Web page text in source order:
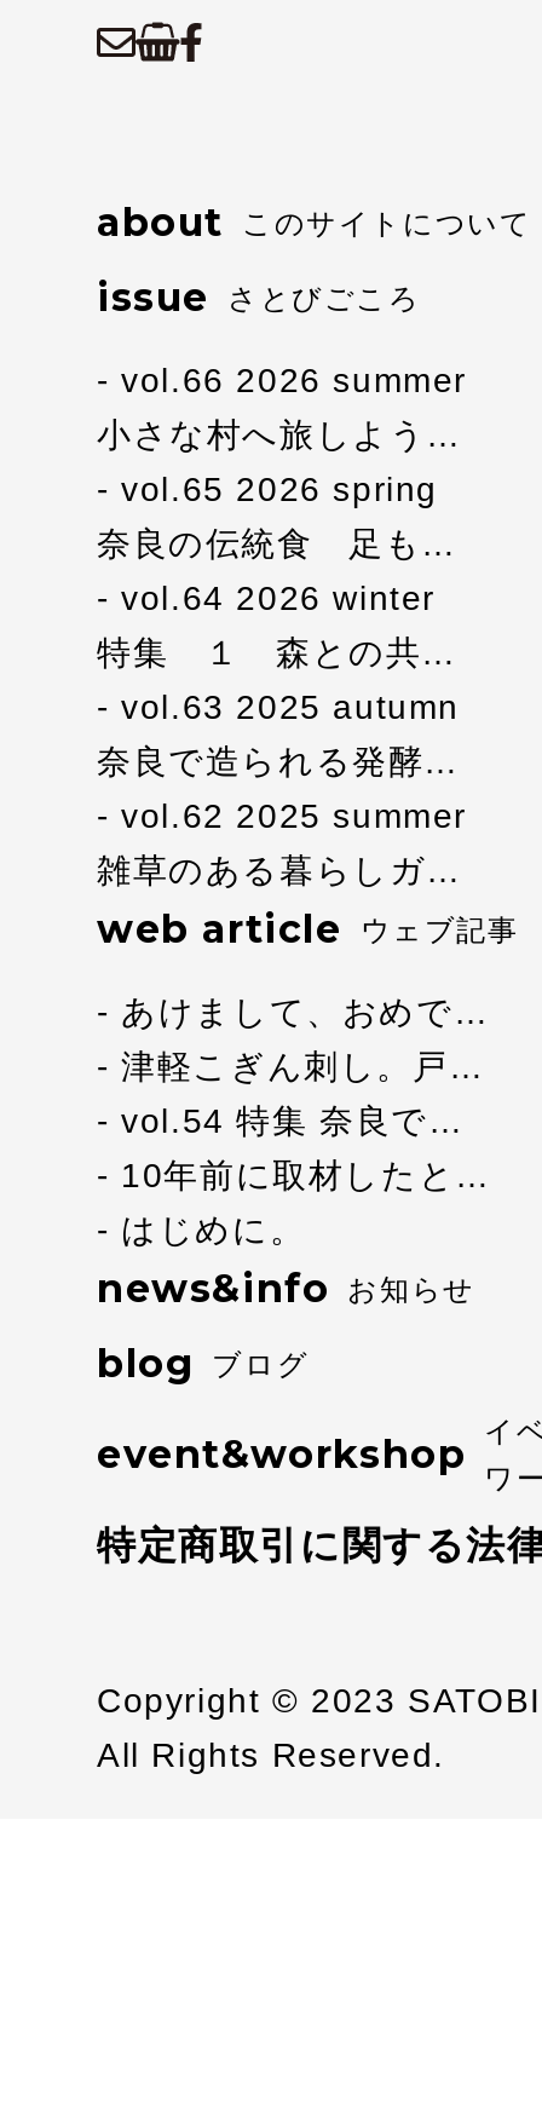
about このサイトについて
issue さとびごころ
vol.66 2026 summer
小さな村へ旅しよう…
vol.65 2026 spring
奈良の伝統食 足も…
vol.64 2026 winter
特集 １ 森との共…
vol.63 2025 autumn
奈良で造られる発酵…
vol.62 2025 summer
雑草のある暮らしガ…
web article ウェブ記事
あけまして、おめで…
津軽こぎん刺し。戸…
vol.54 特集 奈良で…
10年前に取材したと…
はじめに。
news&info お知らせ
blog ブログ
event&workshop
イ
ワ
特定商取引に関する法
Copyright © 2023
All Rights Reserved.